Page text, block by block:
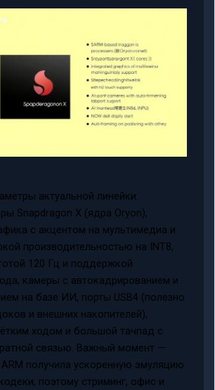
актуальной линейки:
Snapdragon X (ядра Oryon),
с акцентом на мультимедиа и
производительностью на INT8,
120 Гц и поддержкой
камеры с автокадрированием и
на базе ИИ, порты USB4 (полезно
и внешних накопителей),
ходом и большой тачпад с
связью. Важный момент —
получила ускоренную эмуляцию
поэтому стриминг, офис и